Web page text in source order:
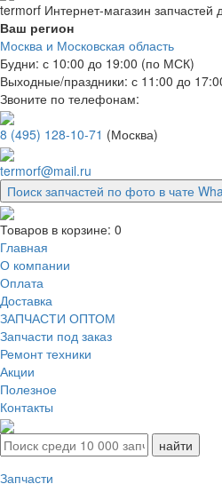
termorf Интернет-магазин запчастей
Ваш регион
Москва и Московская область
Будни: с 10:00 до 19:00 (по МСК)
Выходные/праздники: с 11:00 до
Звоните по телефонам:
8 (495) 128-10-71 (Москва)
termorf@mail.ru
Поиск запчастей по фото в чате
Товаров в корзине: 0
Главная
О компании
Оплата
Доставка
ЗАПЧАСТИ ОПТОМ
Запчасти под заказ
Ремонт техники
Акции
Полезное
Контакты
Запчасти